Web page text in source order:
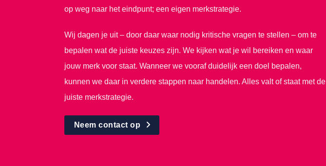
op weg naar het eindpunt; een eigen merkstrategie.
Wij dagen je uit – door daar waar nodig kritische vragen te stellen – om te
bepalen wat de juiste keuzes zijn. We kijken wat je wil bereiken en waar
jouw merk voor staat. Wanneer we vooraf duidelijk een doel bepalen,
kunnen we daar in verdere stappen naar handelen. Alles valt of staat met de
juiste merkstrategie.
Neem contact op